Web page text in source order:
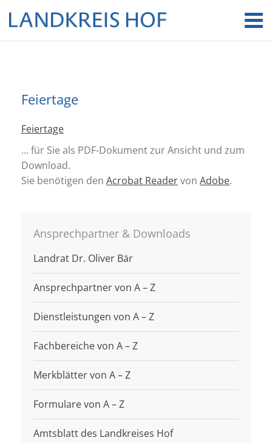
Feiertage
Feiertage
... für Sie als PDF-Dokument zur Ansicht und zum
Download.
Sie benötigen den Acrobat Readervon Adobe.
Ansprechpartner & Downloads
Landrat Dr. Oliver Bär
Ansprechpartner von A – Z
Dienstleistungen von A – Z
Fachbereiche von A – Z
Merkblätter von A – Z
Formulare von A – Z
Amtsblatt des Landkreises Hof